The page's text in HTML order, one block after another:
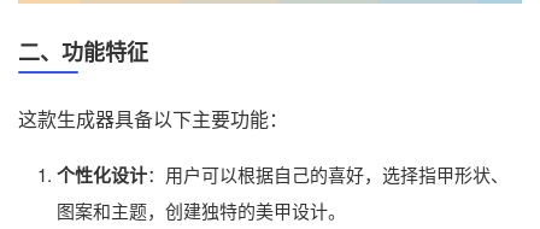
二、功能特征
这款生成器具备以下主要功能：
个性化设计：用户可以根据自己的喜好，选择指甲形状、
图案和主题，创建独特的美甲设计。